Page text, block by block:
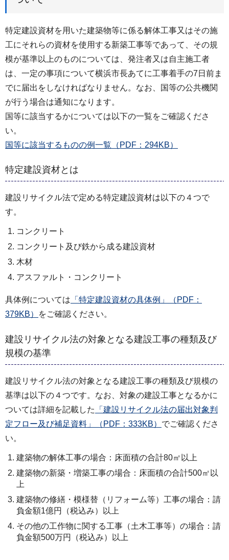
特定建設資材を用いた建築物等に係る解体工事又はその施
工にそれらの資材を使用する新築工事等であって、その規
模が基準以上のものについては、発注者又は自主施工者
は、一定の事項について横浜市長あてに工事着手の7日前ま
でに届出をしなければなりません。なお、国等の公共機関
が行う場合は通知になります。
国等に該当するかについては以下の一覧をご確認くださ
い。
国等に該当するものの例一覧（PDF：294KB）
特定建設資材とは
建設リサイクル法で定める特定建設資材は以下の４つで
す。
コンクリート
コンクリート及び鉄から成る建設資材
木材
アスファルト・コンクリート
具体例については 「特定建設資材の具体例」（PDF：
379KB）
をご確認ください。
建設リサイクル法の対象となる建設工事の種類及び
規模の基準
建設リサイクル法の対象となる建設工事の種類及び規模の
基準は以下の４つです。なお、対象の建設工事となるかに
ついては詳細を記載した
「建設リサイクル法の届出対象判
定フロー及び補足資料」（PDF：333KB） でご確認くださ
い。
建築物の解体工事の場合：床面積の合計80㎡以上
建築物の新築・増築工事の場合：床面積の合計500㎡以
上
建築物の修繕・模様替（リフォーム等）工事の場合：請
負金額1億円（税込み）以上
その他の工作物に関する工事（土木工事等）の場合：請
負金額500万円（税込み）以上